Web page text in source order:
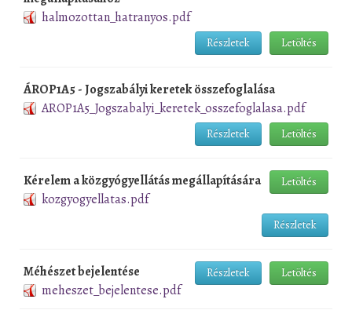
halmozottan_hatranyos.pdf
Letöltés
Részletek
ÁROP1A5 - Jogszabályi keretek összefoglalása
AROP1A5_Jogszabalyi_keretek_osszefoglalasa.pdf
Letöltés
Részletek
Kérelem a közgyógyellátás megállapítására
kozgyogyellatas.pdf
Letöltés
Részletek
Méhészet bejelentése
meheszet_bejelentese.pdf
Letöltés
Részletek